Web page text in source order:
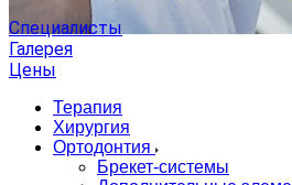
Специалисты
Галерея
Цены
Терапия
Хирургия
Ортодонтия
Брекет-системы